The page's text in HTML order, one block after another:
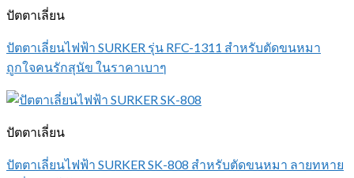
ปัตตาเลี่ยน
ปัตตาเลี่ยนไฟฟ้า SURKER รุ่น RFC-1311 สำหรับตัดขนหมา
ถูกใจคนรักสุนัข ในราคาเบาๆ
ปัตตาเลี่ยน
ปัตตาเลี่ยนไฟฟ้า SURKER SK-808 สำหรับตัดขนหมา ลายทหาย